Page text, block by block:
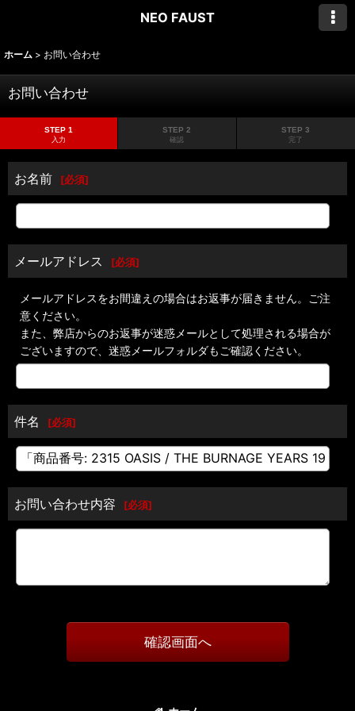
NEO FAUST
ホーム > お問い合わせ
お問い合わせ
STEP 1
入力
STEP 2
確認
STEP 3
完了
お名前 [必須]
メールアドレス [必須]
メールアドレスをお間違えの場合はお返事が届きません。ご注
意ください。
また、弊店からのお返事が迷惑メールとして処理される場合が
ございますので、迷惑メールフォルダもご確認ください。
件名 [必須]
お問い合わせ内容 [必須]
確認画面へ